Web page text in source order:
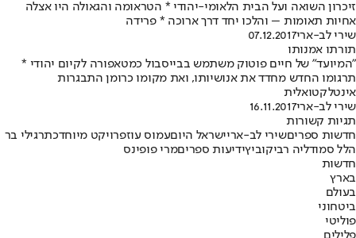
זיכרון השואה ועל הבית הלאומי-יהודי * הטראומה והגאולה היו אצלה
אחיות תאומות – והלכו יחד דרך ארוכה * פרידה
שירי לב-ארי07.12.2017
תורתו אמנותו
"המיועד" של חיים פוטוק משתמש בבייסבול כמטאפורה לקיום יהודי *
תרגומו החדש מחדד את אנושיותו, ואת מקומו כרומן התבגרות
אינטלקטואלית
שירי לב-ארי16.11.2017
תגיות קשורות
חדשות ספריםשירי לב-אריישראל היוםעמוס עוזפרויקט מיוחדכתרגילי בר
הלל סמודליה רביקוביץידיעות ספריםמרי פופינס
חדשות
בארץ
בעולם
ביטחוני
פוליטי